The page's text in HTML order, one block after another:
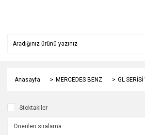
Anasayfa MERCEDES BENZ GL
Stoktakiler